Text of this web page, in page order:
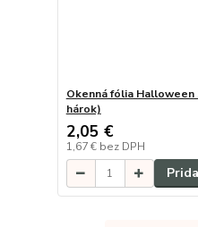
Okenná fólia Halloween
hárok)
2,05 €
1,67 € bez DPH